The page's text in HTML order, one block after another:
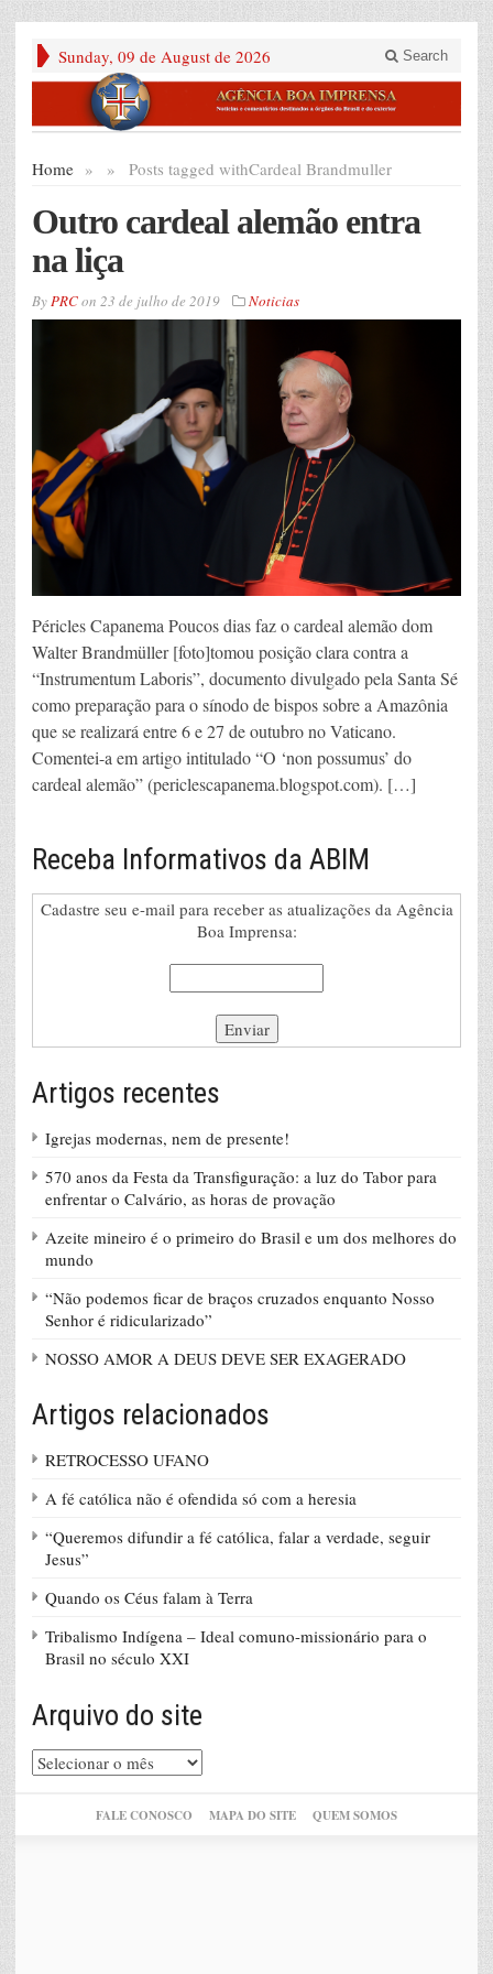
Sunday, 09 de August de 2026 Search
Home » Posts tagged with
» Cardeal Brandmuller
Outro cardeal alemão entra
na liça
ByPRCon 23 de julho de 2019 Noticias
Péricles Capanema Poucos dias faz o cardeal alemão dom
Walter Brandmüller [foto]tomou posição clara contra a
“Instrumentum Laboris”, documento divulgado pela Santa Sé
como preparação para o sínodo de bispos sobre a Amazônia
que se realizará entre 6 e 27 de outubro no Vaticano.
Comentei-a em artigo intitulado “O ‘non possumus’ do
cardeal alemão” (periclescapanema.blogspot.com). […]
Receba Informativos da ABIM
Cadastre seu e-mail para receber as atualizações da Agência
Boa Imprensa:
Artigos recentes
Igrejas modernas, nem de presente!
570 anos da Festa da Transfiguração: a luz do Tabor para
enfrentar o Calvário, as horas de provação
Azeite mineiro é o primeiro do Brasil e um dos melhores do
mundo
“Não podemos ficar de braços cruzados enquanto Nosso
Senhor é ridicularizado”
NOSSO AMOR A DEUS DEVE SER EXAGERADO
Artigos relacionados
RETROCESSO UFANO
A fé católica não é ofendida só com a heresia
“Queremos difundir a fé católica, falar a verdade, seguir
Jesus”
Quando os Céus falam à Terra
Tribalismo Indígena – Ideal comuno-missionário para o
Brasil no século XXI
Arquivo do site
Arquivo
do
FALE CONOSCO MAPA DO SITE QUEM SOMOS